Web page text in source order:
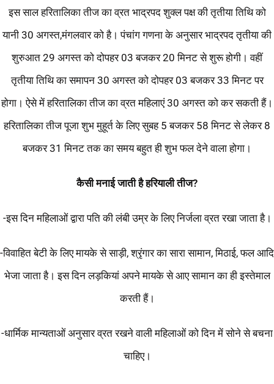
इस साल हरितालिका तीज का व्रत भाद्रपद शुक्ल पक्ष की तृतीया तिथि को
यानी 30 अगस्त,मंगलवार को है। पंचांग गणना के अनुसार भाद्रपद तृतीया की
शुरुआत 29 अगस्त को दोपहर 03 बजकर 20 मिनट से शुरू होगी। वहीं
तृतीया तिथि का समापन 30 अगस्त को दोपहर 03 बजकर 33 मिनट पर
होगा। ऐसे में हरितालिका तीज का व्रत महिलाएं 30 अगस्त को कर सकती हैं।
हरितालिका तीज पूजा शुभ मुहूर्त के लिए सुबह 5 बजकर 58 मिनट से लेकर 8
बजकर 31 मिनट तक का समय बहुत ही शुभ फल देने वाला होगा।
कैसी मनाई जाती है हरियाली तीज?
-इस दिन महिलाओं द्वारा पति की लंबी उम्र के लिए निर्जला व्रत रखा जाता है।
-विवाहित बेटी के लिए मायके से साड़ी, श्रृंगार का सारा सामान, मिठाई, फल आदि
भेजा जाता है। इस दिन लड़कियां अपने मायके से आए सामान का ही इस्तेमाल
करती हैं।
-धार्मिक मान्यताओं अनुसार व्रत रखने वाली महिलाओं को दिन में सोने से बचना
चाहिए।